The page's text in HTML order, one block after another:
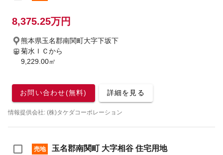
8,375.25万円
熊本県玉名郡南関町大字下坂下
菊水ＩＣから
9,229.00㎡
お問い合わせ(無料) 詳細を見る
情報提供会社: (株)タケダコーポレーション
売地 玉名郡南関町 大字相谷 住宅用地